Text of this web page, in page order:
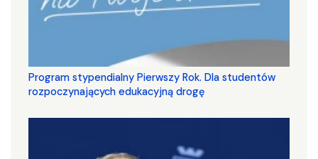
Program stypendialny Pierwszy Rok. Dla studentów
rozpoczynających edukacyjną drogę